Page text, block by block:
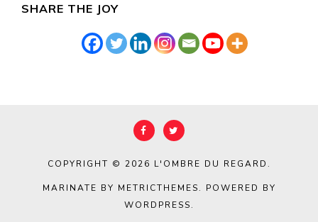
SHARE THE JOY
COPYRIGHT © 2026 L'OMBRE DU REGARD.
MARINATE BY METRICTHEMES. POWERED BY
WORDPRESS.